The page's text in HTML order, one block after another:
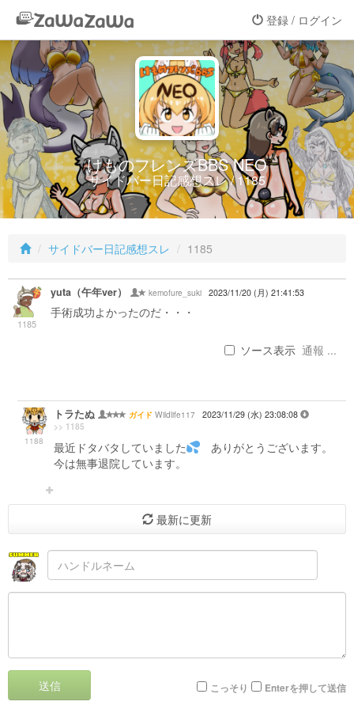
登録 / ログイン
けものフレンズBBS NEO
サイドバー日記感想スレ / 1185
サイドバー日記感想スレ 1185
1185
yuta（午年ver） kemofure_suki 2023/11/20 (月) 21:41:53
手術成功よかったのだ・・・
ソース表示 通報 ...
1188
トラたぬ ガイド Wildlife117 2023/11/29 (水) 23:08:08
>> 1185
最近ドタバタしていました
ありがとうございます。
今は無事退院しています。
最新に更新
送信 こっそり Enterを押して送信